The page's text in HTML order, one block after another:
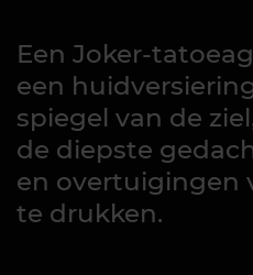
Een Joker-
een
spiegel van de
de diepste
en overtuigingen
te drukken.